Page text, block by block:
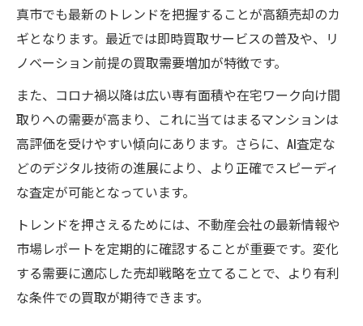
真市でも最新のトレンドを把握することが高額売却のカ
ギとなります。最近では即時買取サービスの普及や、リ
ノベーション前提の買取需要増加が特徴です。
また、コロナ禍以降は広い専有面積や在宅ワーク向け間
取りへの需要が高まり、これに当てはまるマンションは
高評価を受けやすい傾向にあります。さらに、AI査定な
どのデジタル技術の進展により、より正確でスピーディ
な査定が可能となっています。
トレンドを押さえるためには、不動産会社の最新情報や
市場レポートを定期的に確認することが重要です。変化
する需要に適応した売却戦略を立てることで、より有利
な条件での買取が期待できます。